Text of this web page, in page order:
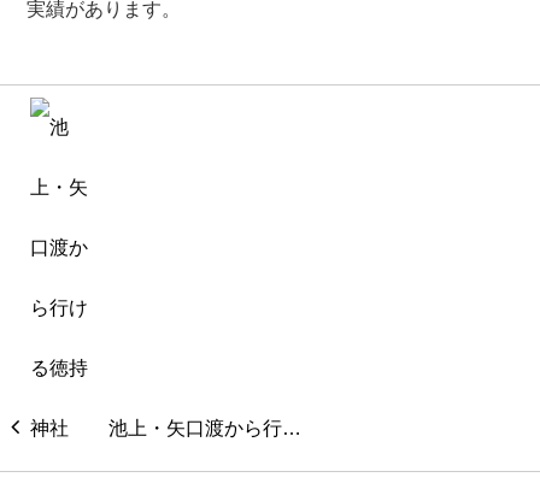
実績があります。
池上・矢口渡から行…